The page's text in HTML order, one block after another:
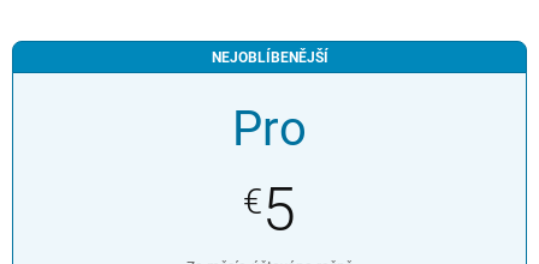
NEJOBLÍBENĚJŠÍ
Pro
€5